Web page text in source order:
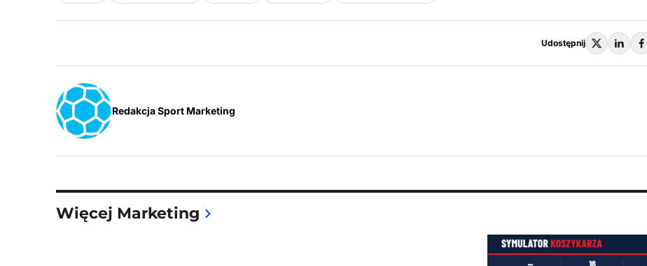
Udostępnij
Redakcja Sport Marketing
Więcej Marketing